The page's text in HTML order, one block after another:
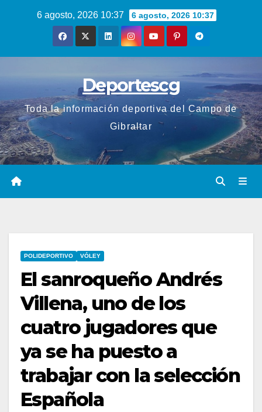
6 agosto, 2026 10:37 6 agosto, 2026 10:37
Deportescg
Toda la información deportiva del Campo de
Gibraltar
POLIDEPORTIVO VÓLEY
El sanroqueño Andrés
Villena, uno de los
cuatro jugadores que
ya se ha puesto a
trabajar con la selección
Española